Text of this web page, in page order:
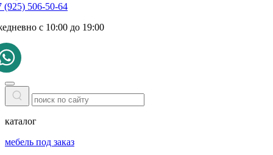
(925) 506-50-64
с 10:00 до 19:00
каталог
мебель под заказ